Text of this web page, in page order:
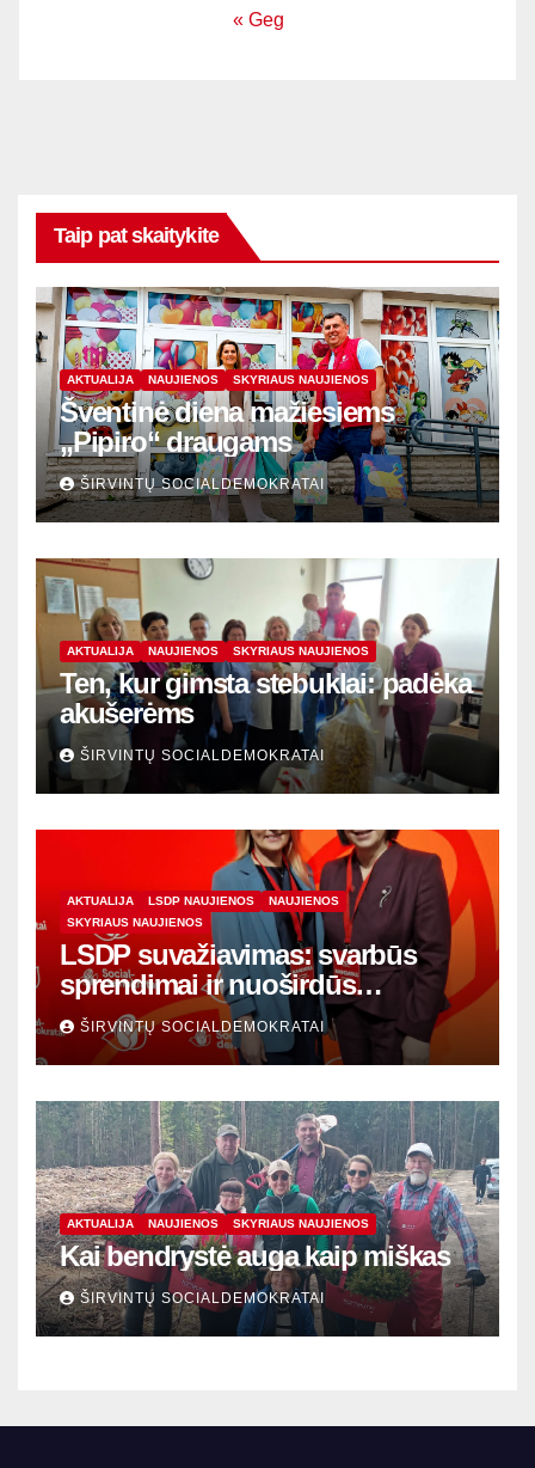
« Geg
Taip pat skaitykite
AKTUALIJA NAUJIENOS SKYRIAUS NAUJIENOS
Šventinė diena mažiesiems
„Pipiro“ draugams
ŠIRVINTŲ SOCIALDEMOKRATAI
AKTUALIJA NAUJIENOS SKYRIAUS NAUJIENOS
Ten, kur gimsta stebuklai: padėka
akušerėms
ŠIRVINTŲ SOCIALDEMOKRATAI
AKTUALIJA LSDP NAUJIENOS
NAUJIENOS
SKYRIAUS NAUJIENOS
LSDP suvažiavimas: svarbūs
sprendimai ir nuoširdūs
susitikimai
ŠIRVINTŲ SOCIALDEMOKRATAI
AKTUALIJA NAUJIENOS SKYRIAUS NAUJIENOS
Kai bendrystė auga kaip miškas
ŠIRVINTŲ SOCIALDEMOKRATAI